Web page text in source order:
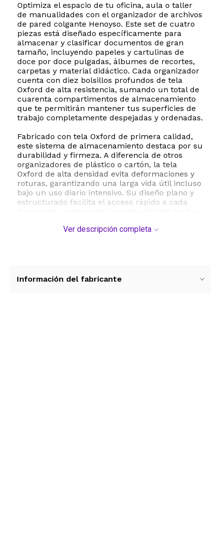
Optimiza el espacio de tu oficina, aula o taller
de manualidades con el organizador de archivos
de pared colgante Henoyso. Este set de cuatro
piezas está diseñado específicamente para
almacenar y clasificar documentos de gran
tamaño, incluyendo papeles y cartulinas de
doce por doce pulgadas, álbumes de recortes,
carpetas y material didáctico. Cada organizador
cuenta con diez bolsillos profundos de tela
Oxford de alta resistencia, sumando un total de
cuarenta compartimentos de almacenamiento
que te permitirán mantener tus superficies de
trabajo completamente despejadas y ordenadas.
Fabricado con tela Oxford de primera calidad,
este sistema de almacenamiento destaca por su
durabilidad y firmeza. A diferencia de otros
organizadores de plástico o cartón, la tela
Oxford de alta densidad evita deformaciones y
roturas, garantizando una larga vida útil incluso
bajo un uso diario intensivo. Su diseño plano y
estructurado facilita el acceso rápido a cada
instalación. Es la solución perfecta para
Ver descripción completa
Información del fabricante